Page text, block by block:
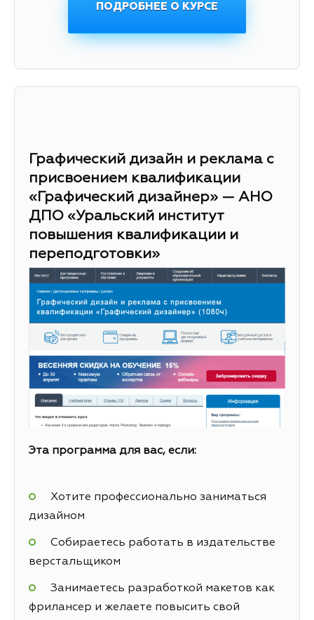
ПОДРОБНЕЕ О КУРСЕ
Графический дизайн и реклама с
присвоением квалификации
«Графический дизайнер» — АНО
ДПО «Уральский институт
повышения квалификации и
переподготовки»
Эта программа для вас, если:
Хотите профессионально заниматься
дизайном
Собираетесь работать в издательстве
верстальщиком
Занимаетесь разработкой макетов как
фрилансер и желаете повысить свой